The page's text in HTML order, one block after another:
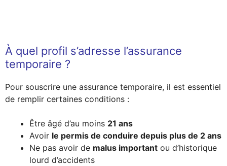
À quel profil s’adresse l’assurance
temporaire ?
Pour souscrire une assurance temporaire, il est essentiel
de remplir certaines conditions :
Être âgé d’au moins 21 ans
Avoir le permis de conduire depuis plus de 2 ans
Ne pas avoir de malus important ou d’historique
lourd d’accidents